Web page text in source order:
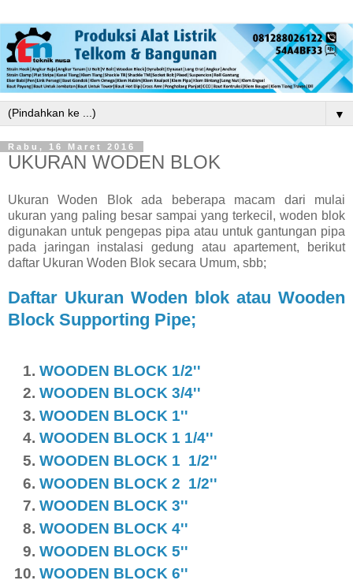
▼
Rabu, 16 Maret 2016
UKURAN WODEN BLOK
Ukuran Woden Blok ada beberapa macam dari mulai
ukuran yang paling besar sampai yang terkecil, woden blok
digunakan untuk pengepas pipa atau untuk gantungan pipa
pada jaringan instalasi gedung atau apartement, berikut
daftar Ukuran Woden Blok secara Umum, sbb;
Daftar Ukuran Woden blok atau Wooden
Block Supporting Pipe;
WOODEN BLOCK 1/2''
WOODEN BLOCK 3/4''
WOODEN BLOCK 1''
WOODEN BLOCK 1 1/4''
WOODEN BLOCK 1 1/2''
WOODEN BLOCK 2 1/2''
WOODEN BLOCK 3''
WOODEN BLOCK 4''
WOODEN BLOCK 5''
WOODEN BLOCK 6''